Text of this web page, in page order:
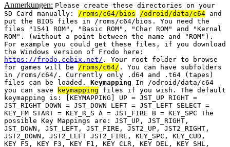
Anmerkungen: Please create these directories on your
SD Card manually: /roms/c64/bios /odroid/data/c64 and
put the BIOS files in /roms/c64/bios. You need the
files "1541 ROM", "Basic ROM", "Char ROM" and "Kernal
ROM". (without a point between the name and "ROM").
For example you could get these files, if you download
the Windows version of Frodo here:
https://frodo.cebix.net/ . Your root folder to browse
for games will be /roms/c64/ . You can have subfolders
in /roms/c64/. Currently only .d64 and .t64 (tapes)
files can be loaded. Keymapping In /odroid/data/c64
you can save
keymapping files if you wish. The default
keymapping is: [KEYMAPPING] UP = JST_UP RIGHT =
JST_RIGHT DOWN = JST_DOWN LEFT = JST_LEFT SELECT =
KEY_FM START = KEY_R_S A = JST_FIRE B = KEY_SPC The
possible Key Mappings are: JST_UP, JST_RIGHT,
JST_DOWN, JST_LEFT, JST_FIRE, JST2_UP, JST2_RIGHT,
JST2_DOWN, JST2_LEFT JST2_FIRE, KEY_SPC, KEY_CUD,
KEY_F5, KEY_F3, KEY_F1, KEY_CLR, KEY_DEL, KEY_SHL,